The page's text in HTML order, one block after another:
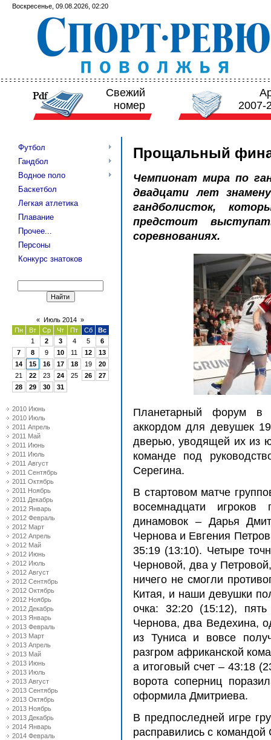
Воскресенье, 09.08.2026, 02:20
Свежий
номер
2007-
Футбол
Гандбол
Водное поло
Баскетбол
Легкая атлетика
Плавание
Прочее...
Персоны
Конкурс знатоков
« Июль 2014 »
Пн
Вт Ср Чт Пт Сб
Вс
1
2 3 4 5
6
7
8 9 10 11 12
13
14
15 16 17 18 19
20
21
22 23 24 25 26
27
28
29 30 31
2010 Июнь
2010 Июль
2011 Апрель
2011 Май
2011 Июнь
2011 Июль
2011 Август
2011 Сентябрь
2011 Октябрь
2011 Ноябрь
2011 Декабрь
2012 Январь
2012 Февраль
2012 Март
2012 Апрель
2012 Май
2012 Июнь
2012 Июль
2012 Август
2012 Сентябрь
2012 Октябрь
2012 Ноябрь
2012 Декабрь
2013 Январь
2013 Февраль
2013 Март
2013 Апрель
2013 Май
2013 Июнь
2013 Июль
2013 Август
2013 Сентябрь
2013 Октябрь
2013 Ноябрь
2013 Декабрь
2014 Январь
2014 Февраль
Прощальный
Чемпионат мира по
двадцати лет
гандболисток,
предстоит
соревнованиях.
Планетарный форум в
аккордом для девушек
дверью, уводящей их из
команде под
Серегина.
В стартовом матче
восемнадцати игроков
динамовок – Дарья
Чернова и Евгения
35:19 (13:10). Четыре
Черновой, два у
ничего не смогли
Китая, и наши девушки
очка: 32:20 (15:12),
Чернова, два Ведехина,
из Туниса и вовсе
разгром африканской
а итоговый счет – 43:18
ворота соперниц
оформила Дмитриева.
В предпоследней игре
расправились с